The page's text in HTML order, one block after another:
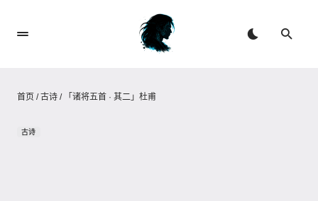
首页 /古诗 / 「诸将五首 · 其二」杜甫
古诗